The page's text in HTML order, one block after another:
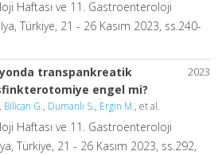
Haftası ve 11. Gastroenteroloji
Türkiye, 21 - 26 Kasım 2023, ss.240-
2023
transpankreatik
engel mi?
, Bilican G., Dumanlı S., Ergin M., et al.
Haftası ve 11. Gastroenteroloji
Türkiye, 21 - 26 Kasım 2023, ss.292,